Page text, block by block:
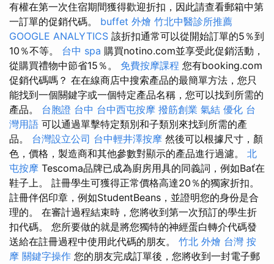
有權在第一次住宿期間獲得歡迎折扣，因此請查看郵箱中第
一訂單的促銷代碼。 buffet 外燴 竹北中醫診所推薦
GOOGLE ANALYTICS 該折扣通常可以從開始訂單的5％到
10％不等。 台中 spa 購買notino.com並享受此促銷活動，
從購買禮物中節省15％。 免費按摩課程 您有booking.com
促銷代碼嗎？ 在在線商店中搜索產品的最簡單方法，您只
能找到一個關鍵字或一個特定產品名稱，您可以找到所需的
產品。 台胞證 台中 台中西屯按摩 撥筋創業 氣結 優化 台
灣用語 可以通過單擊特定類別和子類別來找到所需的產
品。 台灣設立公司 台中輕井澤按摩 然後可以根據尺寸，顏
色，價格，製造商和其他參數對顯示的產品進行過濾。 北
屯按摩 Tescoma品牌已成為廚房用具的同義詞，例如Bať在
鞋子上。 註冊學生可獲得正常價格高達20％的獨家折扣。
註冊伴侶印章，例如StudentBeans，並證明您的身份是合
理的。 在審計過程結束時，您將收到第一次預訂的學生折
扣代碼。 您所要做的就是將您獨特的神經蛋白轉介代碼發
送給在註冊過程中使用此代碼的朋友。 竹北 外燴 台灣 按
摩 關鍵字操作 您的朋友完成訂單後，您將收到一封電子郵